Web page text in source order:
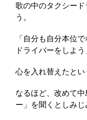
歌の中のタクシー
う。
「自分も自分本位
ドライバーをしよう
心を入れ替えたとい
なるほど、改めて
ー」を聞くとしみじ